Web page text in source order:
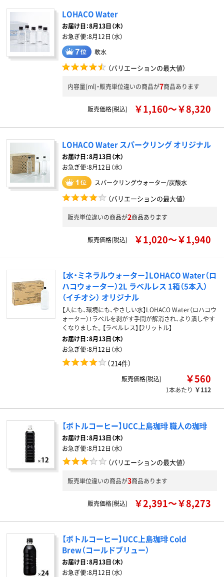
LOHACO Water
お届け日：8月13日（木）
お急ぎ便：8月12日（水）
軟水
（バリエーションの最大値）
内容量(ml)・販売単位違いの商品が7商品あります
販売価格(税込) ￥1,160～￥8,320
LOHACO Water スパークリング オリジナル
お届け日：8月13日（木）
お急ぎ便：8月12日（水）
スパークリングウォーター/炭酸水
（バリエーションの最大値）
販売単位違いの商品が2商品あります
販売価格(税込) ￥1,020～￥1,940
【水・ミネラルウォーター】LOHACO Water（ロ
ハコウォーター）2L ラベルレス 1箱（5本入）
（イチオシ） オリジナル
【人にも、環境にも、やさしい水】LOHACO Water（ロハコウ
ォーター）！ラベルを剥がす手間が解消され、より潰しやす
くなりました。【ラベルレス】【2リットル】
お届け日：8月13日（木）
お急ぎ便：8月12日（水）
（214件）
販売価格(税込) ￥560
1本あたり ￥112
【ボトルコーヒー】UCC上島珈琲 職人の珈琲
お届け日：8月13日（木）
お急ぎ便：8月12日（水）
（バリエーションの最大値）
販売単位違いの商品が3商品あります
販売価格(税込) ￥2,391～￥8,273
【ボトルコーヒー】UCC上島珈琲 Cold
Brew（コールドブリュー）
お届け日：8月13日（木）
お急ぎ便：8月12日（水）